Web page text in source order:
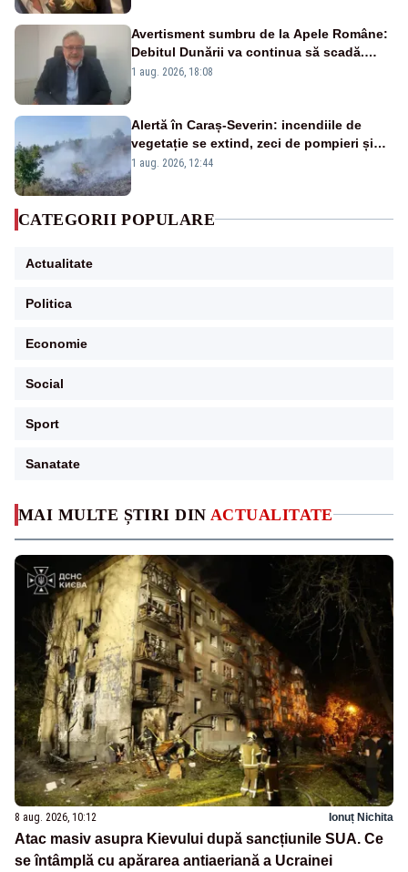
MAI MULTE ȘTIRI DIN ACTUALITATE
8 aug. 2026, 10:12 Ionuț Nichita
Atac masiv asupra Kievului după sancțiunile SUA. Ce
se întâmplă cu apărarea antiaeriană a Ucrainei
Avertisment sumbru de la Apele Române:
Debitul Dunării va continua să scadă.
Cernavodă s-ar putea închide în 4 zile
1 aug. 2026, 18:08
Alertă în Caraș-Severin: incendiile de
vegetație se extind, zeci de pompieri și
silvicultori se luptă cu flăcările - VIDEO
1 aug. 2026, 12:44
CATEGORII POPULARE
Actualitate
Politica
Economie
Social
Sport
Sanatate